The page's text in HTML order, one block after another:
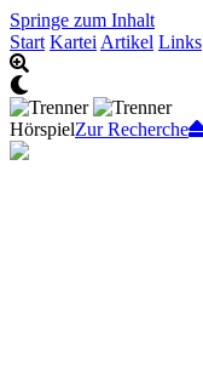
Springe zum Inhalt
Start Kartei Artikel Links
HörspielZur Recherche